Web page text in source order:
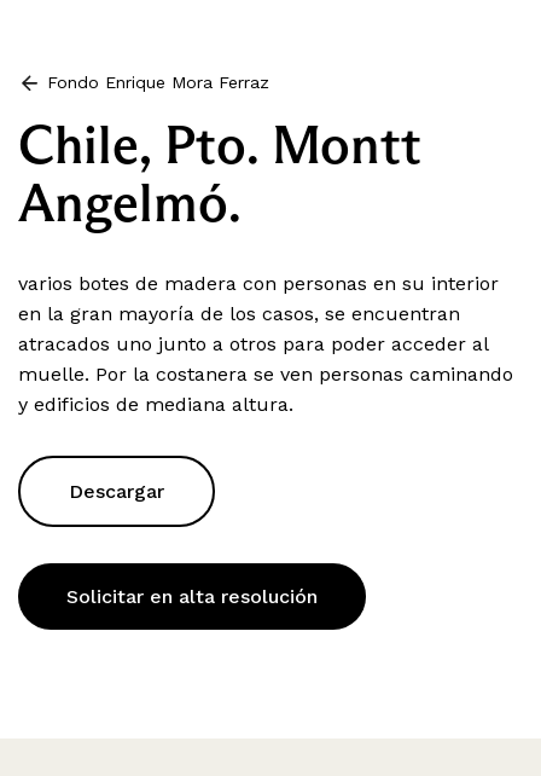
Fondo Enrique Mora Ferraz
Chile, Pto. Montt
Angelmó.
varios botes de madera con personas en su interior
en la gran mayoría de los casos, se encuentran
atracados uno junto a otros para poder acceder al
muelle. Por la costanera se ven personas caminando
y edificios de mediana altura.
Descargar
Solicitar en alta resolución